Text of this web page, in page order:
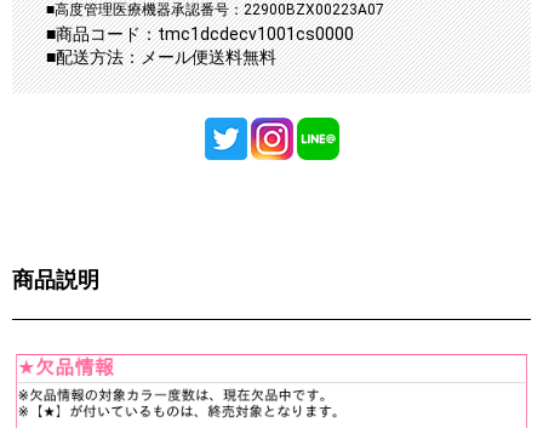
■高度管理医療機器承認番号：22900BZX00223A07
■商品コード：tmc1dcdecv1001cs0000
■配送方法：メール便送料無料
商品説明